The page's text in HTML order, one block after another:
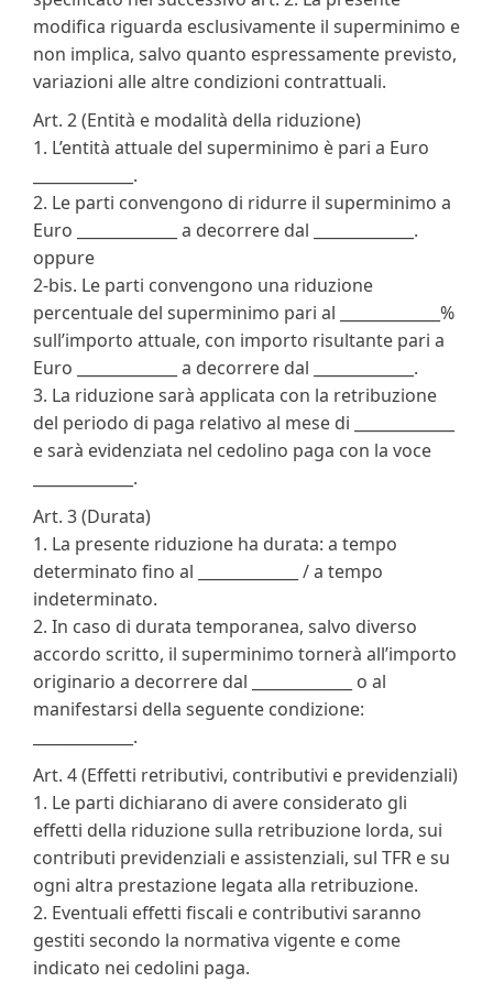
modifica riguarda esclusivamente il superminimo e
non implica, salvo quanto espressamente previsto,
variazioni alle altre condizioni contrattuali.
Art. 2 (Entità e modalità della riduzione)
1. L’entità attuale del superminimo è pari a Euro
_____________.
2. Le parti convengono di ridurre il superminimo a
Euro _____________ a decorrere dal _____________.
oppure
2-bis. Le parti convengono una riduzione
percentuale del superminimo pari al _____________%
sull’importo attuale, con importo risultante pari a
Euro _____________ a decorrere dal _____________.
3. La riduzione sarà applicata con la retribuzione
del periodo di paga relativo al mese di _____________
e sarà evidenziata nel cedolino paga con la voce
_____________.
Art. 3 (Durata)
1. La presente riduzione ha durata: a tempo
determinato fino al _____________ / a tempo
indeterminato.
2. In caso di durata temporanea, salvo diverso
accordo scritto, il superminimo tornerà all’importo
originario a decorrere dal _____________ o al
manifestarsi della seguente condizione:
_____________.
Art. 4 (Effetti retributivi, contributivi e previdenziali)
1. Le parti dichiarano di avere considerato gli
effetti della riduzione sulla retribuzione lorda, sui
contributi previdenziali e assistenziali, sul TFR e su
ogni altra prestazione legata alla retribuzione.
2. Eventuali effetti fiscali e contributivi saranno
gestiti secondo la normativa vigente e come
indicato nei cedolini paga.